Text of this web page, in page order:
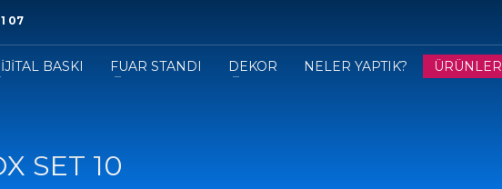
07
BASKI FUAR STANDI DEKOR NELER YAPTIK?
ÜRÜNLER
SET 10